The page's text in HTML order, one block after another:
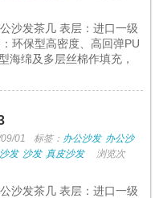
沙发茶几 表层：进口一级
环保型高密度、高回弹PU
海绵及多层丝棉作填充，
01 标签： 办公沙发 办公沙
发 沙发 真皮沙发
浏览次
沙发茶几 表层：进口一级